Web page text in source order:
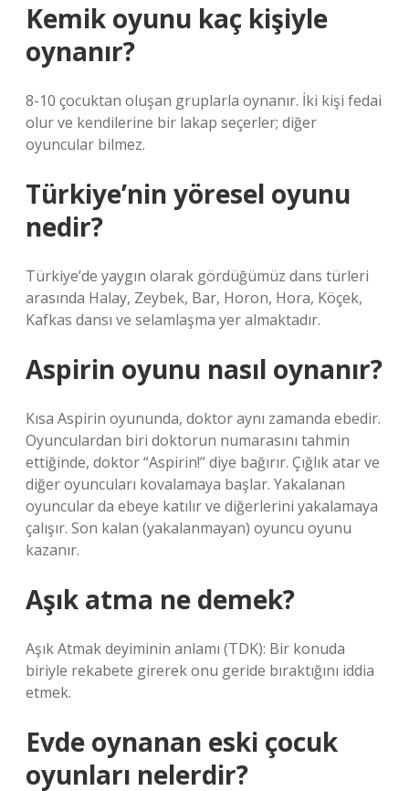
Kemik oyunu kaç kişiyle
oynanır?
8-10 çocuktan oluşan gruplarla oynanır. İki kişi fedai
olur ve kendilerine bir lakap seçerler; diğer
oyuncular bilmez.
Türkiye’nin yöresel oyunu
nedir?
Türkiye’de yaygın olarak gördüğümüz dans türleri
arasında Halay, Zeybek, Bar, Horon, Hora, Köçek,
Kafkas dansı ve selamlaşma yer almaktadır.
Aspirin oyunu nasıl oynanır?
Kısa Aspirin oyununda, doktor aynı zamanda ebedir.
Oyunculardan biri doktorun numarasını tahmin
ettiğinde, doktor “Aspirin!” diye bağırır. Çığlık atar ve
diğer oyuncuları kovalamaya başlar. Yakalanan
oyuncular da ebeye katılır ve diğerlerini yakalamaya
çalışır. Son kalan (yakalanmayan) oyuncu oyunu
kazanır.
Aşık atma ne demek?
Aşık Atmak deyiminin anlamı (TDK): Bir konuda
biriyle rekabete girerek onu geride bıraktığını iddia
etmek.
Evde oynanan eski çocuk
oyunları nelerdir?